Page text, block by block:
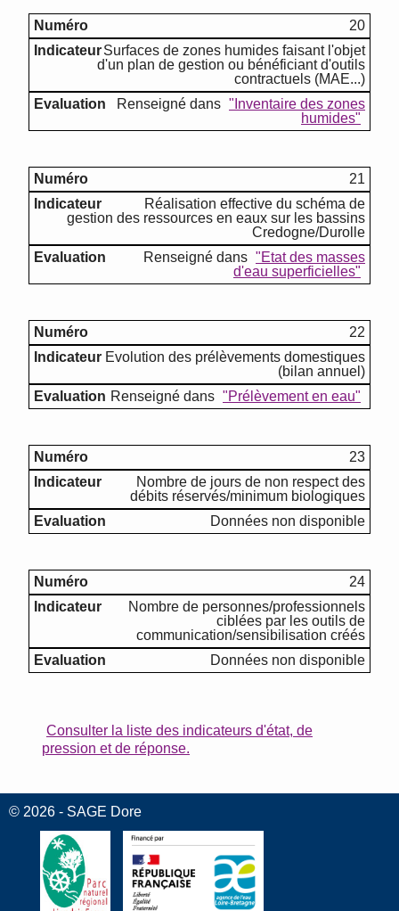
20
Surfaces de zones humides faisant l'objet
d'un plan de gestion ou bénéficiant d'outils
contractuels (MAE...)
Renseigné dans "Inventaire des zones
humides"
21
Réalisation effective du schéma de
gestion des ressources en eaux sur les bassins
Credogne/Durolle
Renseigné dans "Etat des masses
d'eau superficielles"
22
Evolution des prélèvements domestiques
(bilan annuel)
Renseigné dans "Prélèvement en eau"
23
Nombre de jours de non respect des
débits réservés/minimum biologiques
Données non disponible
24
Nombre de personnes/professionnels
ciblées par les outils de
communication/sensibilisation créés
Données non disponible
Consulter la liste des indicateurs d'état, de
pression et de réponse.
© 2026 - SAGE Dore